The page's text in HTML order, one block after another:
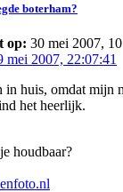
boterham?
op: 30 mei 2007,
mei 2007, 22:07:41
in huis, omdat mijn
het heerlijk.
houdbaar?